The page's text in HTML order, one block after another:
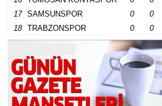
17
SAMSUNSPOR 0
0
18
TRABZONSPOR 0 0